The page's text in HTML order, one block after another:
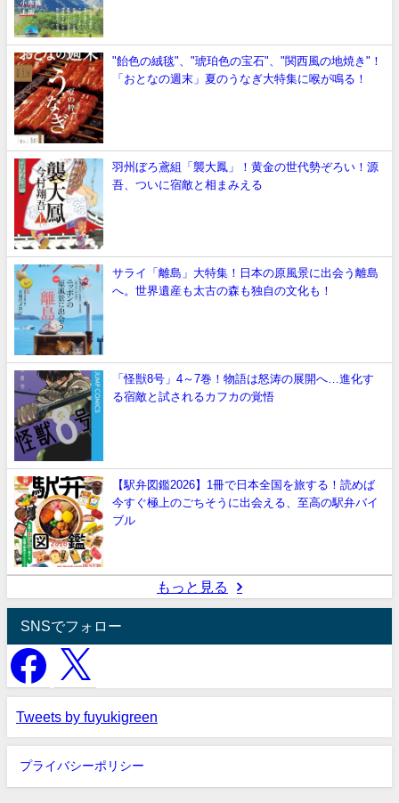
"飴色の絨毯"、"琥珀色の宝石"、"関西風の地焼き"！
「おとなの週末」夏のうなぎ大特集に喉が鳴る！
羽州ぼろ鳶組「襲大鳳」！黄金の世代勢ぞろい！源
吾、ついに宿敵と相まみえる
サライ「離島」大特集！日本の原風景に出会う離島
へ。世界遺産も太古の森も独自の文化も！
「怪獣8号」4～7巻！物語は怒涛の展開へ…進化す
る宿敵と試されるカフカの覚悟
【駅弁図鑑2026】1冊で日本全国を旅する！読めば
今すぐ極上のごちそうに出会える、至高の駅弁バイ
ブル
もっと見る
SNSでフォロー
Tweets by fuyukigreen
プライバシーポリシー